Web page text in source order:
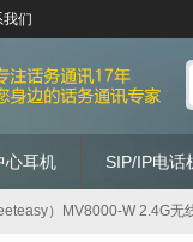
我们
心耳机 SIP/IP电话
）MV8000-W 2.4G无